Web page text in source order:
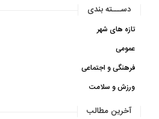
دســـته بندی
تازه های شهر
عمومی
فرهنگی و اجتماعی
ورزش و سلامت
آخرین مطالب